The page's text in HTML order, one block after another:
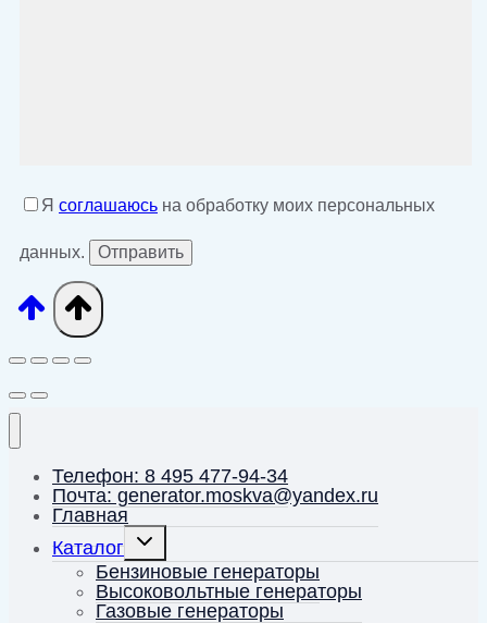
Я соглашаюсь на обработку моих персональных
данных.
Телефон: 8 495 477-94-34
Почта: generator.moskva@yandex.ru
Главная
Каталог
Переключить
меню
Бензиновые генераторы
Высоковольтные генераторы
Газовые генераторы